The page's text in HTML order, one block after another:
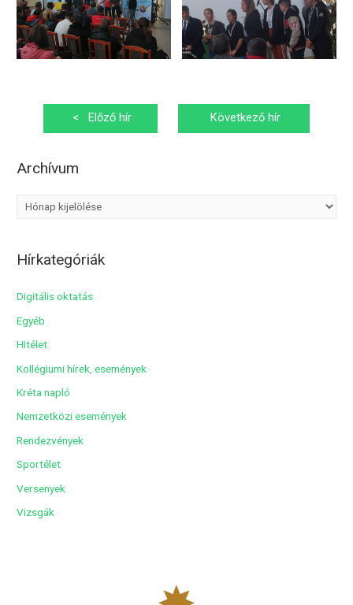
Bejegyzés
navigáció
< Előző hír
Következő hír
Archívum
hHírkategóriák
Digitális oktatás
Egyéb
Hitélet
Kollégiumi hírek, események
Kréta napló
Nemzetközi események
Rendezvények
Sportélet
Versenyek
Vizsgák